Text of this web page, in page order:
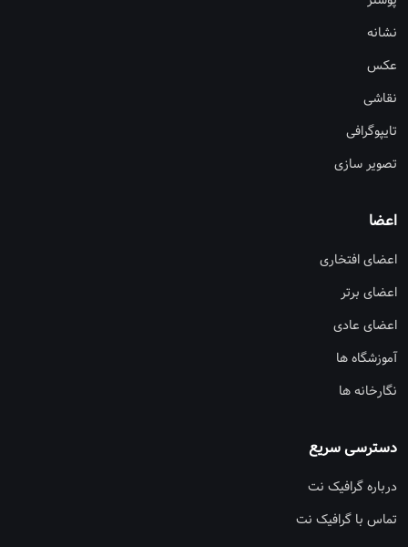
نشانه
عکس
نقاشی
تایپوگرافی
تصویر سازی
اعضا
اعضای افتخاری
اعضای برتر
اعضای عادی
آموزشگاه ها
نگارخانه ها
دسترسی سریع
درباره گرافیک نت
تماس با گرافیک نت